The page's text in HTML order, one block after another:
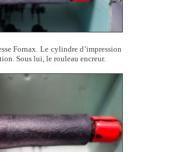
Fornax. Le cylindre d’impression
Sous lui, le rouleau encreur.